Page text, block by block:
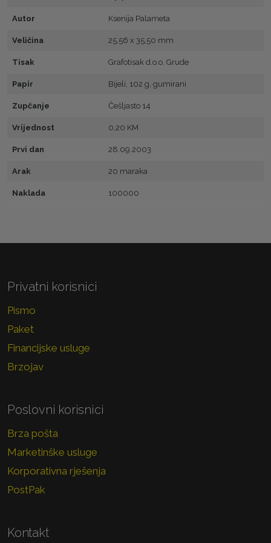
Autor Ksenija Palameta
Veličina 25,56 x 35,50 mm
Tisak Grafotisak d.o.o. Grude
Papir Bijeli, 102 g, gumirani
Zupčanje Češljasto 14
Vrijednost 0,20 KM
Prvi dan 28.09.2003
Arak 20 maraka
Naklada 100000
Privatni korisnici
Pismo
Paket
Financijske usluge
Brzojav
Poslovni korisnici
Brza pošta
Marketinške usluge
Korporativna rješenja
PostPak
Kontakt